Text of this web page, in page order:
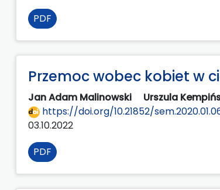
PDF
Przemoc wobec kobiet w
Jan Adam Malinowski Urszula
https://doi.org/10.21852/
03.10.2022
PDF